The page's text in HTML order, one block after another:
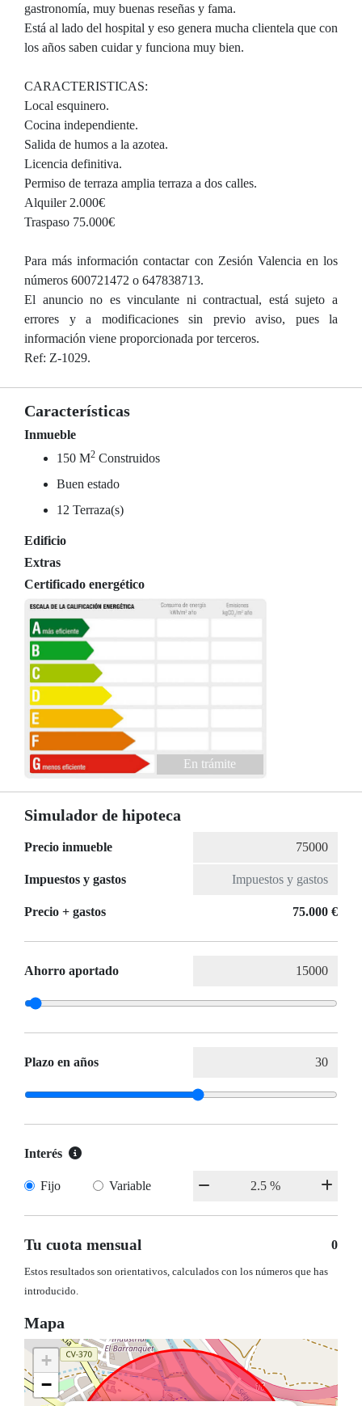
gastronomía, muy buenas reseñas y fama.
Está al lado del hospital y eso genera mucha clientela que con
los años saben cuidar y funciona muy bien.
CARACTERISTICAS:
Local esquinero.
Cocina independiente.
Salida de humos a la azotea.
Licencia definitiva.
Permiso de terraza amplia terraza a dos calles.
Alquiler 2.000€
Traspaso 75.000€
Para más información contactar con Zesión Valencia en los
números 600721472 o 647838713.
El anuncio no es vinculante ni contractual, está sujeto a
errores y a modificaciones sin previo aviso, pues la
información viene proporcionada por terceros.
Ref: Z-1029.
Características
Inmueble
150 M2 Construidos
Buen estado
12 Terraza(s)
Edificio
Extras
Certificado energético
En trámite
Simulador de hipoteca
Precio inmueble
Impuestos y gastos
Precio + gastos 75.000 €
Ahorro aportado
Plazo en años
Interés
Fijo Variable
Tu cuota mensual 0
Estos resultados son orientativos, calculados con los números que has
introducido.
Mapa
+
−